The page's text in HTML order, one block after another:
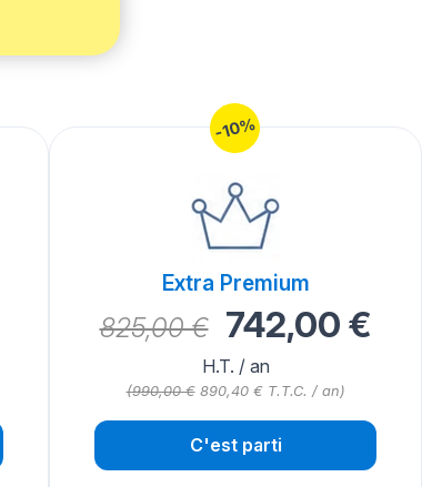
Extra Premium
825,00 € 742,00 €
-10%
H.T. / an
(990,00 €890,40 € T.T.C. / an)
C'est parti